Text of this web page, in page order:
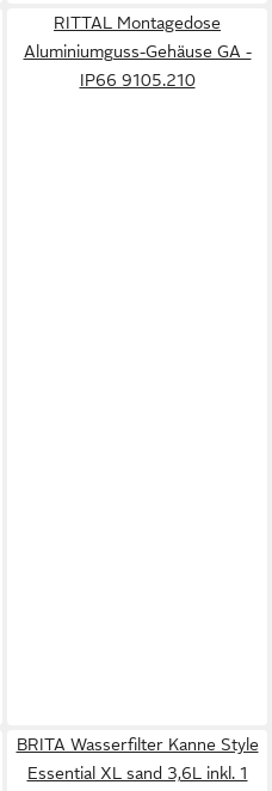
RITTAL Montagedose
Aluminiumguss-Gehäuse GA -
IP66 9105.210
BRITA Wasserfilter Kanne Style
Essential XL sand 3,6L inkl. 1